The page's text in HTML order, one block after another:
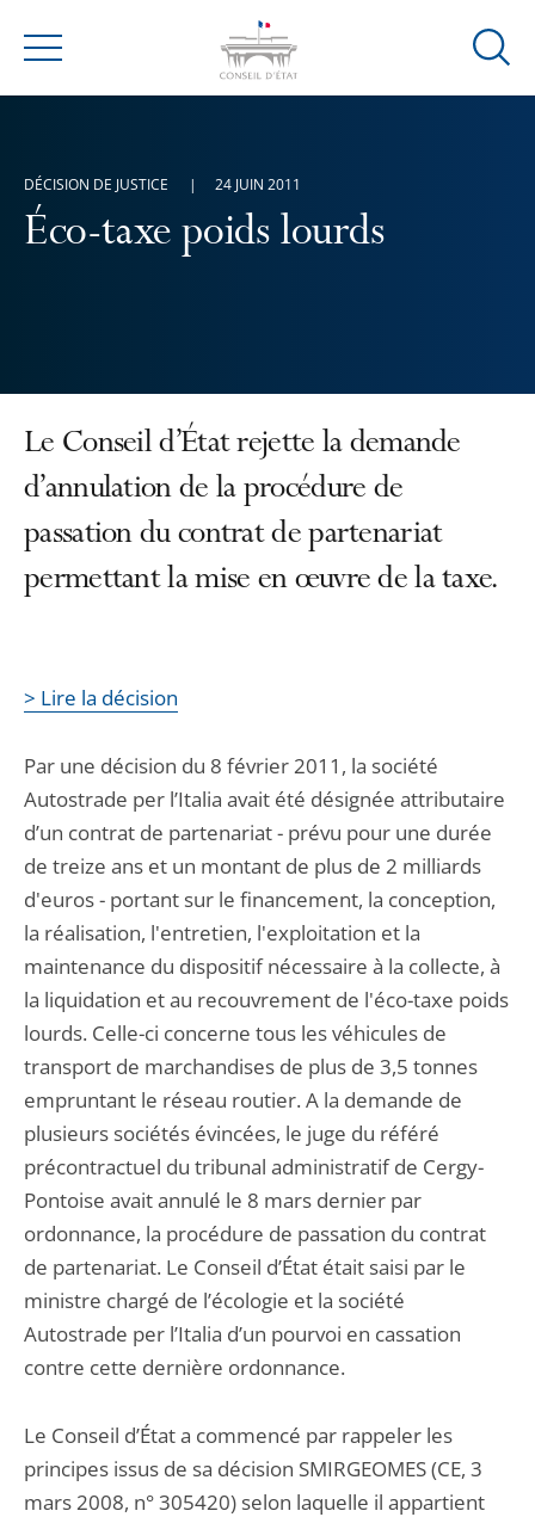
Menu
Ouvrir
Éco-taxe poids lourds
DÉCISION DE JUSTICE 24 JUIN 2011
Le Conseil d’État rejette la demande
d’annulation de la procédure de
passation du contrat de partenariat
permettant la mise en œuvre de la taxe.
> Lire la décision
Par une décision du 8 février 2011, la société
Autostrade per l’Italia avait été désignée attributaire
d’un contrat de partenariat - prévu pour une durée
de treize ans et un montant de plus de 2 milliards
d'euros - portant sur le financement, la conception,
la réalisation, l'entretien, l'exploitation et la
maintenance du dispositif nécessaire à la collecte, à
la liquidation et au recouvrement de l'éco-taxe poids
lourds. Celle-ci concerne tous les véhicules de
transport de marchandises de plus de 3,5 tonnes
empruntant le réseau routier. A la demande de
plusieurs sociétés évincées, le juge du référé
précontractuel du tribunal administratif de Cergy-
Pontoise avait annulé le 8 mars dernier par
ordonnance, la procédure de passation du contrat
de partenariat. Le Conseil d’État était saisi par le
ministre chargé de l’écologie et la société
Autostrade per l’Italia d’un pourvoi en cassation
contre cette dernière ordonnance.
Le Conseil d’État a commencé par rappeler les
principes issus de sa décision SMIRGEOMES (CE, 3
mars 2008, n° 305420) selon laquelle il appartient